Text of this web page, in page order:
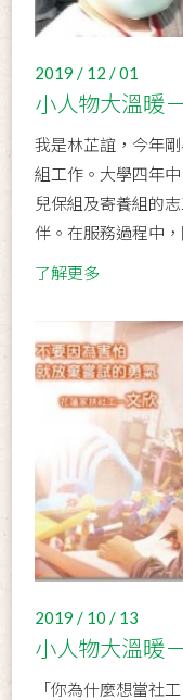
2019 / 12 / 01
小人物大溫暖
我是林芷誼，今年
組工作。大學四年
兒保組及寄養組的
伴。在服務過程中
了解更多
2019 / 10 / 13
小人物大溫暖
「你為什麼想當社